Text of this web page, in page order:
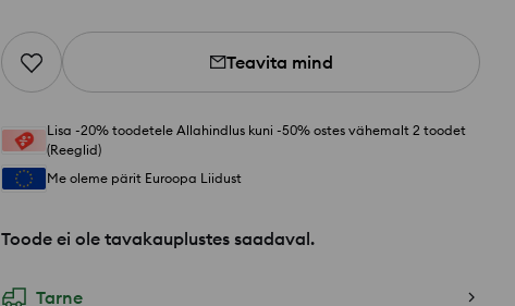
Teavita mind
Lisa -20% toodetele Allahindlus kuni -50% ostes vähemalt 2 toodet
(Reeglid)
Me oleme pärit Euroopa Liidust
Toode ei ole tavakauplustes saadaval.
Tarne